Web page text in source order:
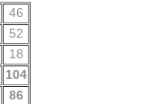
46
52
18
104
86